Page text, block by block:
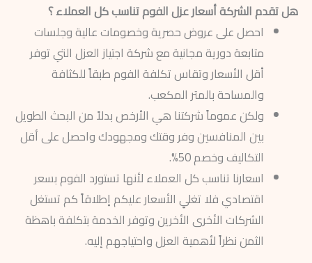
هل تقدم الشركة أسعار عزل الفوم تناسب كل العملاء ؟
احصل على عروض حصرية وخصومات عالية وجلسات
متابعة دورية مجانية مع شركة اجتياز العزل التي توفر
أقل الأسعار وتقاس تكلفة الفوم طبقاً للكثافة
والمساحة بالمتر المكعب.
ولكن عموماً شركتنا هي الأرخص بدلاً من البحث الطويل
بين المنافسين وفر وقتك ومجهودك واحصل على أقل
التكاليف وخصم 50%.
اسعارنا تناسب كل العملاء لأنها تستورد الفوم بسعر
اقتصادي فلا تغليٍ الأسعار عليكم إطلاقاً كم تستغل
الشركات الأخرى الأخرين وتوفر الخدمة بتكلفة باهظة
الثمن نظراً لأهمية العزل واحتياجهم إليه.